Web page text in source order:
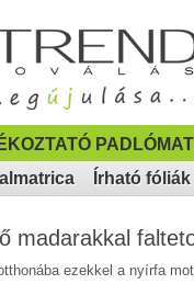
Írható fóliák
madarakkal
ezekkel a nyírfa